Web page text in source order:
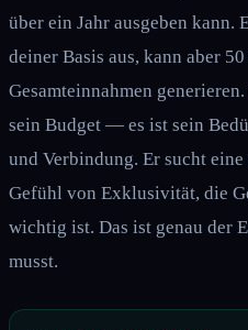
über ein Jahr ausgeben kann.
deiner Basis aus, kann aber
Gesamteinnahmen
sein Budget — es ist sein
und Verbindung. Er sucht
Gefühl von Exklusivität, die
wichtig ist. Das ist genau der
musst.